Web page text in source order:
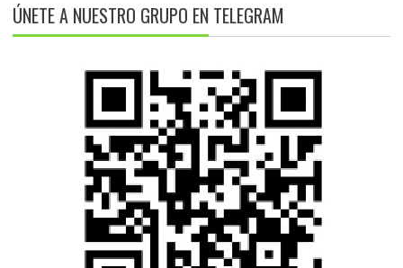
ÚNETE A NUESTRO GRUPO EN TELEGRAM